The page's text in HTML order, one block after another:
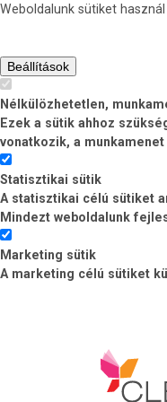
Weboldalunk sütiket
Beállítások
Nélkülözhetetlen,
Ezek a sütik ahhoz
vonatkozik, a
Statisztikai sütik
A statisztikai célú sütiket
Mindezt weboldalunk
Marketing sütik
A marketing célú sütiket